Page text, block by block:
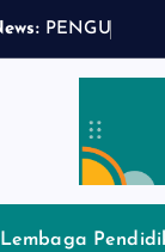
P E NGU
Lembaga